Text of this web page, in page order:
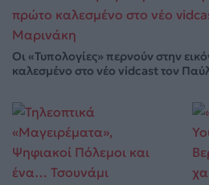
Οι «Τυπολογίες» περνούν στην
καλεσμένο στο νέο vidcast τον